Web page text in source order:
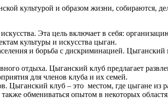
культурой и образом жизни, собираются,
Эта цель включает в себя:
культуры и искусства цыган.
и борьба с дискриминацией.
отдыха. Цыганский клуб предлагает
для членов клуба и их семей.
Цыганский клуб – это местом, где цыгане
обмениваться опытом в некоторых